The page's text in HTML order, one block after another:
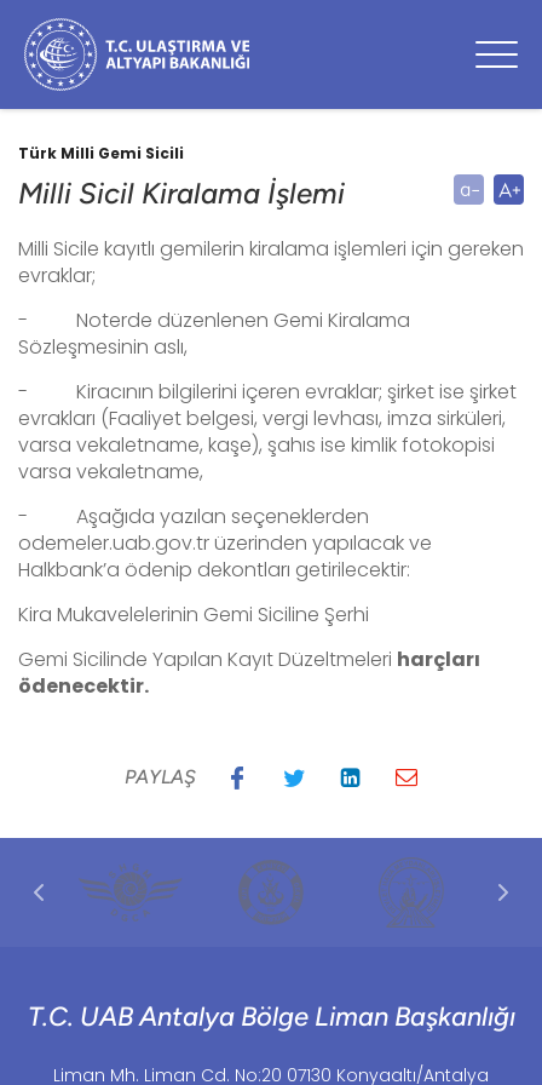
Türk Milli Gemi Sicili
Milli Sicil Kiralama İşlemi
Milli Sicile kayıtlı gemilerin kiralama işlemleri için gereken
evraklar;
-
Noterde düzenlenen Gemi Kiralama
Sözleşmesinin aslı,
-
Kiracının bilgilerini içeren evraklar; şirket ise şirket
evrakları (Faaliyet belgesi, vergi levhası, imza sirküleri,
varsa vekaletname, kaşe), şahıs ise kimlik fotokopisi
varsa vekaletname,
-
Aşağıda yazılan seçeneklerden
odemeler.uab.gov.tr üzerinden yapılacak ve
Halkbank’a ödenip dekontları getirilecektir:
Kira Mukavelelerinin Gemi Siciline Şerhi
Gemi Sicilinde Yapılan Kayıt Düzeltmeleri harçları
ödenecektir.
PAYLAŞ
T.C. UAB Antalya Bölge Liman Başkanlığı
Liman Mh. Liman Cd. No:20 07130 Konyaaltı/Antalya